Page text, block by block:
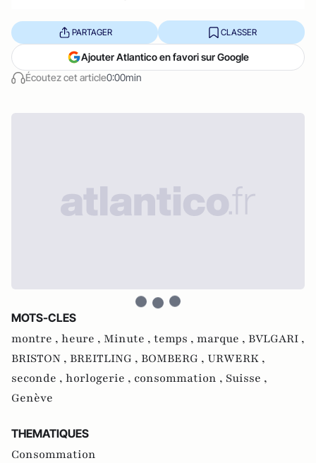
Écoutez cet article0:00min
PARTAGER CLASSER
Ajouter Atlantico en favori sur Google
MOTS-CLES
montre , heure , Minute , temps , marque , BVLGARI ,
BRISTON , BREITLING , BOMBERG , URWERK ,
seconde , horlogerie , consommation , Suisse ,
Genève
THEMATIQUES
Consommation